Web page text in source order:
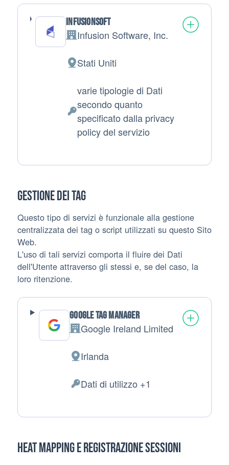
Infusionsoft
Azienda:
Infusion Software, Inc.
Luogo del trattamento:
Stati Uniti
Dati Personali trattati:
varie tipologie di Dati
secondo quanto
specificato dalla privacy
policy del servizio
Gestione dei tag
Questo tipo di servizi è funzionale alla gestione
centralizzata dei tag o script utilizzati su questo Sito
Web.
L'uso di tali servizi comporta il fluire dei Dati
dell'Utente attraverso gli stessi e, se del caso, la
loro ritenzione.
Google Tag Manager
Azienda:
Google Ireland Limited
Luogo del trattamento:
Irlanda
Dati Personali trattati:
Dati di utilizzo +1
Heat mapping e registrazione sessioni